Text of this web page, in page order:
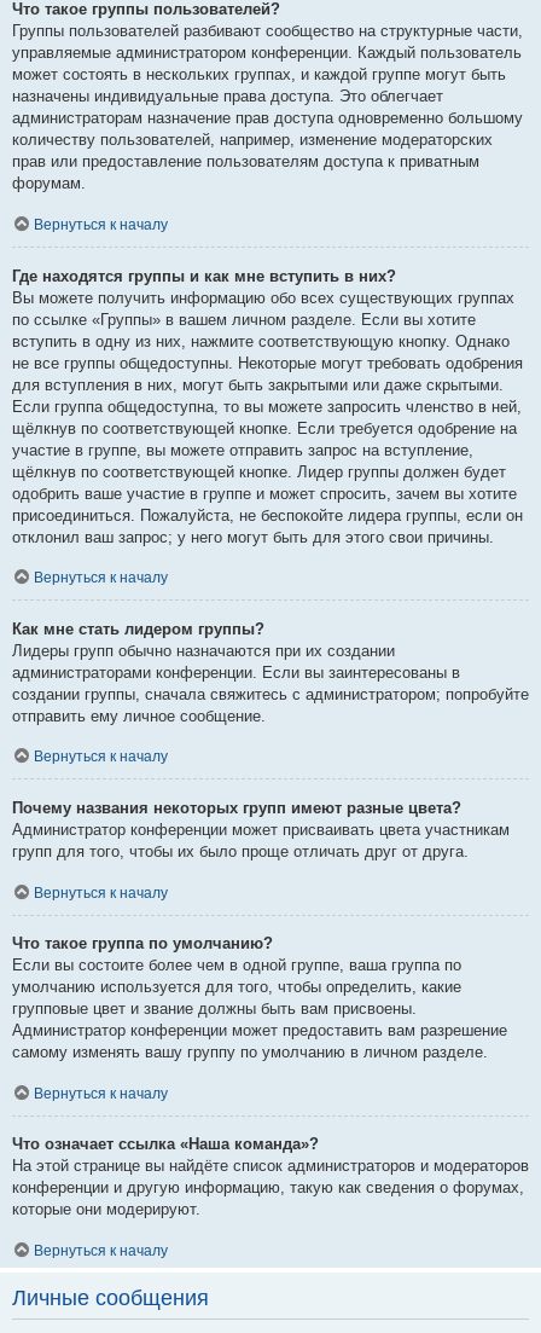
Что такое группы пользователей?
Группы пользователей разбивают сообщество на структурные части,
управляемые администратором конференции. Каждый пользователь
может состоять в нескольких группах, и каждой группе могут быть
назначены индивидуальные права доступа. Это облегчает
администраторам назначение прав доступа одновременно большому
количеству пользователей, например, изменение модераторских
прав или предоставление пользователям доступа к приватным
форумам.
Вернуться к началу
Где находятся группы и как мне вступить в них?
Вы можете получить информацию обо всех существующих группах
по ссылке «Группы» в вашем личном разделе. Если вы хотите
вступить в одну из них, нажмите соответствующую кнопку. Однако
не все группы общедоступны. Некоторые могут требовать одобрения
для вступления в них, могут быть закрытыми или даже скрытыми.
Если группа общедоступна, то вы можете запросить членство в ней,
щёлкнув по соответствующей кнопке. Если требуется одобрение на
участие в группе, вы можете отправить запрос на вступление,
щёлкнув по соответствующей кнопке. Лидер группы должен будет
одобрить ваше участие в группе и может спросить, зачем вы хотите
присоединиться. Пожалуйста, не беспокойте лидера группы, если он
отклонил ваш запрос; у него могут быть для этого свои причины.
Вернуться к началу
Как мне стать лидером группы?
Лидеры групп обычно назначаются при их создании
администраторами конференции. Если вы заинтересованы в
создании группы, сначала свяжитесь с администратором; попробуйте
отправить ему личное сообщение.
Вернуться к началу
Почему названия некоторых групп имеют разные цвета?
Администратор конференции может присваивать цвета участникам
групп для того, чтобы их было проще отличать друг от друга.
Вернуться к началу
Что такое группа по умолчанию?
Если вы состоите более чем в одной группе, ваша группа по
умолчанию используется для того, чтобы определить, какие
групповые цвет и звание должны быть вам присвоены.
Администратор конференции может предоставить вам разрешение
самому изменять вашу группу по умолчанию в личном разделе.
Вернуться к началу
Что означает ссылка «Наша команда»?
На этой странице вы найдёте список администраторов и модераторов
конференции и другую информацию, такую как сведения о форумах,
которые они модерируют.
Вернуться к началу
Личные сообщения